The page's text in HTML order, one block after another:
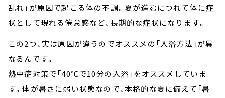
乱れ」が原因で起こる体の不調。夏が進むにつれて体に症
状として現れる倦怠感など、長期的な症状になります。
この2つ、実は原因が違うのでオススメの「入浴方法」が異
なるんです。
熱中症対策で「40℃で10分の入浴」をオススメしていま
す。体が暑さに弱い状態なので、本格的な夏に備えて「暑